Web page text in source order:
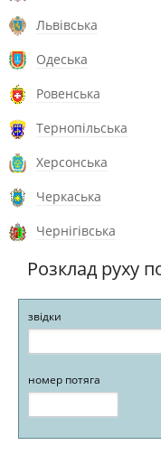
Львівська
Одеська
Ровенська
Тернопільська
Херсонська
Черкаська
Чернігівська
Розклад руху
звідки
номер потяга